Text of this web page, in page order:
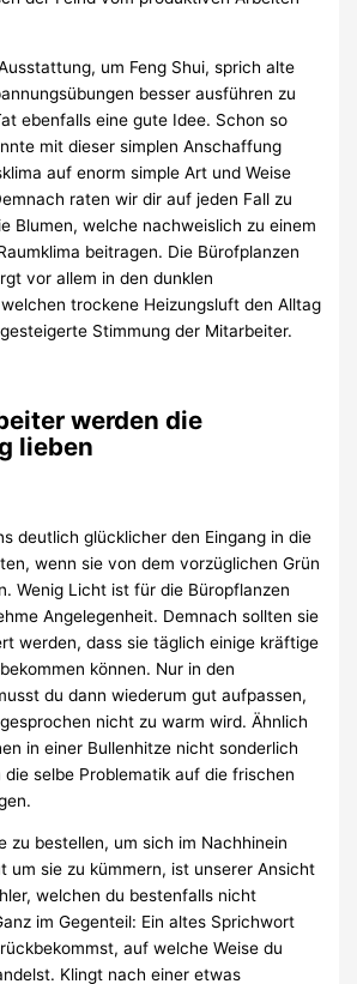
um Feng Shui, sprich alte
besser ausführen zu
ebenfalls eine gute Idee. Schon so
mit dieser simplen Anschaffung
auf enorm simple Art und Weise
raten wir dir auf jeden Fall zu
Blumen, welche nachweislich zu einem
beitragen. Die Bürofplanzen
vor allem in den dunklen
trockene Heizungsluft den Alltag
Stimmung der Mitarbeiter.
werden die
lieben
deutlich glücklicher den Eingang in die
wenn sie von dem vorzüglichen Grün
Wenig Licht ist für die Büropflanzen
Angelegenheit. Demnach sollten sie
werden, dass sie täglich einige kräftige
können. Nur in den
du dann wiederum gut aufpassen,
nicht zu warm wird. Ähnlich
in einer Bullenhitze nicht sonderlich
selbe Problematik auf die frischen
zu bestellen, um sich im Nachhinein
um sie zu kümmern, ist unserer Ansicht
welchen du bestenfalls nicht
im Gegenteil: Ein altes Sprichwort
auf welche Weise du
Klingt nach einer etwas